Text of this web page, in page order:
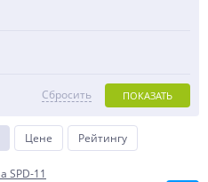
ПОКАЗАТЬ
Сбросить
Цене Рейтингу
SPD-11